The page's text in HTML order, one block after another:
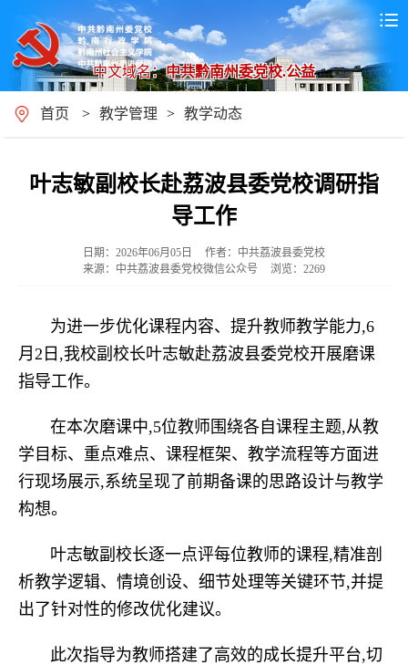
中文域名：中共黔南州委党校.公益
首页 > 教学管理 > 教学动态
叶志敏副校长赴荔波县委党校调研指
导工作
日期：2026年06月05日
作者：中共荔波县委党校
来源：中共荔波县委党校微信公众号
浏览：2269
为进一步优化课程内容、提升教师教学能力,6
月2日,我校副校长叶志敏赴荔波县委党校开展磨课
指导工作。
在本次磨课中,5位教师围绕各自课程主题,从教
学目标、重点难点、课程框架、教学流程等方面进
行现场展示,系统呈现了前期备课的思路设计与教学
构想。
叶志敏副校长逐一点评每位教师的课程,精准剖
析教学逻辑、情境创设、细节处理等关键环节,并提
出了针对性的修改优化建议。
此次指导为教师搭建了高效的成长提升平台,切